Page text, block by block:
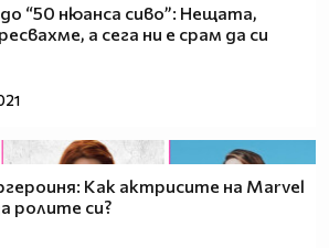
“50 нюанса сиво”: Нещата,
а сега ни е срам да си
Как актрисите на Marvel
ролите си?